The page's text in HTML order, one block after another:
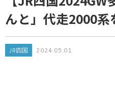
んと」代走2000系
JR四国 2024.05.01